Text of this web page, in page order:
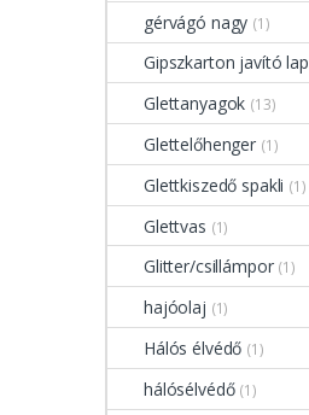
gérvágó nagy (1)
Gipszkarton javító lap
Glettanyagok (13)
Glettelőhenger (1)
Glettkiszedő spakli (1)
Glettvas (1)
Glitter/csillámpor (1)
hajóolaj (1)
Hálós élvédő (1)
hálósélvédő (1)